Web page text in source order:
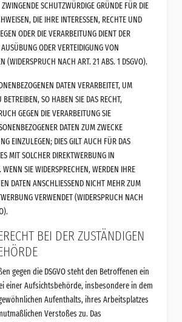
SCHUTZWÜRDIGE GRÜNDE FÜR DIE
DIE IHRE INTERESSEN, RECHTE UND
ODER DIE VERARBEITUNG DIENT DER
ODER VERTEIDIGUNG VON
(WIDERSPRUCH NACH ART. 21 ABS. 1 DSGVO).
DATEN VERARBEITET, UM
BETREIBEN, SO HABEN SIE DAS RECHT,
GEGEN DIE VERARBEITUNG SIE
DATEN ZUM ZWECKE
EINZULEGEN; DIES GILT AUCH FÜR DAS
MIT SOLCHER DIREKTWERBUNG IN
WENN SIE WIDERSPRECHEN, WERDEN IHRE
DATEN ANSCHLIESSEND NICHT MEHR ZUM
VERWENDET (WIDERSPRUCH NACH
BEI DER ZUSTÄNDIGEN
gegen die DSGVO steht den Betroffenen ein
einer Aufsichtsbehörde, insbesondere in dem
Aufenthalts, ihres Arbeitsplatzes
Verstoßes zu. Das